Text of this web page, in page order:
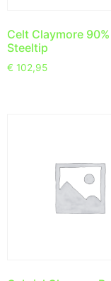
Celt Claymore
Steeltip
€ 102,95